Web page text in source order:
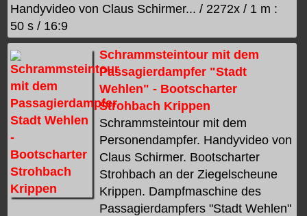
Handyvideo von Claus Schirmer... / 2272x / 1 m :
50 s / 16:9
Schrammsteintour mit dem
Passagierdampfer "Stadt
Wehlen" - Bootscharter
Strohbach Krippen
Schrammsteintour mit dem
Personendampfer. Handyvideo von
Claus Schirmer. Bootscharter
Strohbach an der Ziegelscheune
Krippen. Dampfmaschine des
Passagierdampfers "Stadt Wehlen"